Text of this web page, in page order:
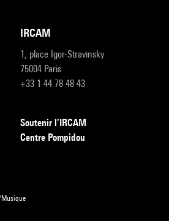
IRCAM
1, place Igor-Stravinsky
75004 Paris
+33 1 44 78 48 43
Soutenir l’IRCAM
Centre Pompidou
Musique